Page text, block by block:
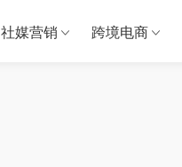
社媒营销 跨境电商